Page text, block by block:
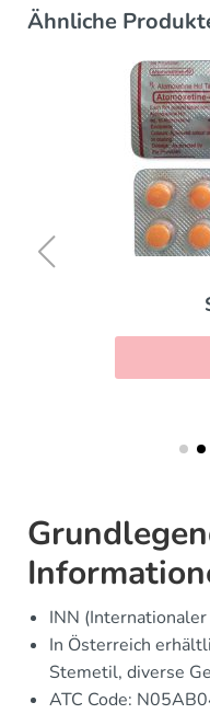
Ähnliche
INN
In Österreich
Stemetil, diverse
ATC Code: